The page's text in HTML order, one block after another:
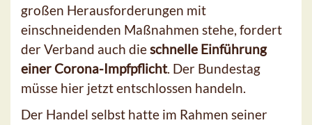
großen Herausforderungen mit
einschneidenden Maßnahmen stehe, fordert
der Verband auch dieschnelle Einführung
einer Corona-Impfpflicht. Der Bundestag
müsse hier jetzt entschlossen handeln.
Der Handel selbst hatte im Rahmen seiner